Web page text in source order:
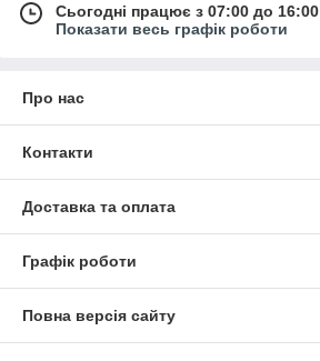
Сьогодні працює з 07:00 до 16:00
Показати весь графік роботи
Про нас
Контакти
Доставка та оплата
Графік роботи
Повна версія сайту